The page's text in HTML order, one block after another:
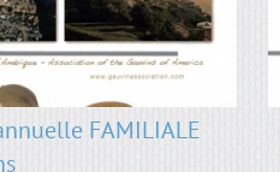
FAMILIALE